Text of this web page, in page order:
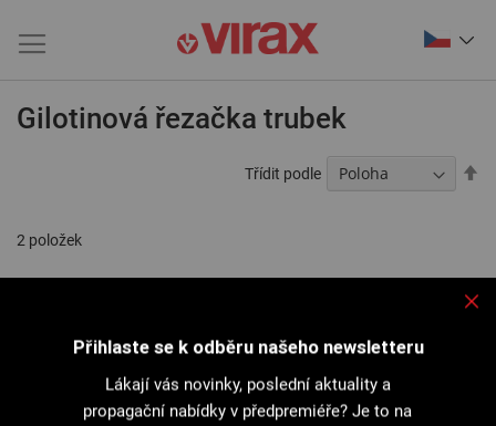
Gilotinová řezačka trubek
2 položek
Třídit podle
Přihlaste se k odběru našeho newsletteru
Lákají vás novinky, poslední aktuality a
propagační nabídky v předpremiéře? Je to na